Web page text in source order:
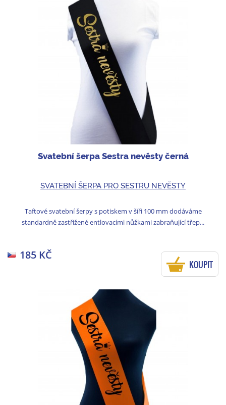
Svatební šerpa Sestra nevěsty černá
SVATEBNÍ ŠERPA PRO SESTRU NEVĚSTY
Taftové svatební šerpy s potiskem v šíři 100 mm dodáváme
standardně zastřižené entlovacími nůžkami zabraňující třep...
185 KČ
KOUPIT